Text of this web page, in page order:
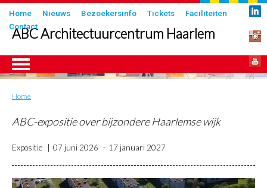
Overslaan
en
naar
inhoud
gaan
Submenu
Home Nieuws Bezoekersinfo Tickets
Faciliteiten
Contact
ABC Architectuurcentrum Haarlem
Kruimelpad
Home
ABC-expositie over bijzondere Haarlemse wijk
Expositie 07 juni 2026 17 januari 2027